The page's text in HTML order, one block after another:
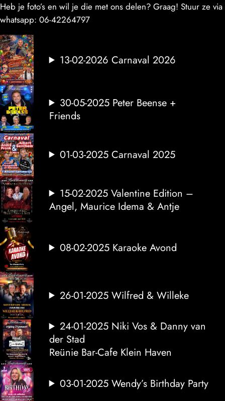
Heb je foto’s en wil je die met ons delen? Graag! Stuur ze via
whatsapp: 06-42264797
13-02-2026 Carnaval 2026
30-05-2025 Peter Beense +
Friends
01-03-2025 Carnaval 2025
15-02-2025 Valentine Edition –
Angel, Maurice Idema & Antje
08-02-2025 Karaoke Avond
26-01-2025 Wilfred & Willeke
24-01-2025 Niki Vos & Danny van
der Stad
Reünie Bar-Cafe Klein Haven
03-01-2025 Wendy’s Birthday Party